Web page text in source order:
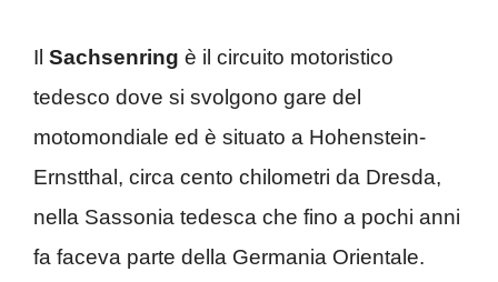
Il Sachsenring è il circuito motoristico
tedesco dove si svolgono gare del
motomondiale ed è situato a Hohenstein-
Ernstthal, circa cento chilometri da Dresda,
nella Sassonia tedesca che fino a pochi anni
fa faceva parte della Germania Orientale.